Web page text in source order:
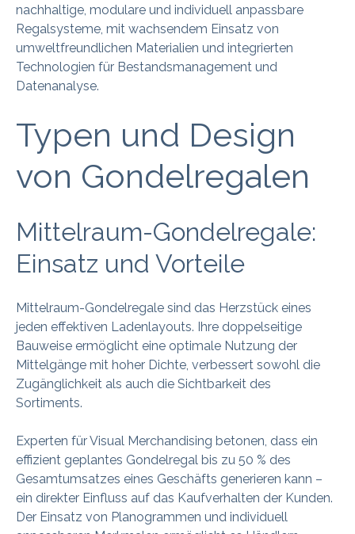
nachhaltige, modulare und individuell anpassbare
Regalsysteme, mit wachsendem Einsatz von
umweltfreundlichen Materialien und integrierten
Technologien für Bestandsmanagement und
Datenanalyse.
Typen und Design
von Gondelregalen
Mittelraum-Gondelregale:
Einsatz und Vorteile
Mittelraum-Gondelregale sind das Herzstück eines
jeden effektiven Ladenlayouts. Ihre doppelseitige
Bauweise ermöglicht eine optimale Nutzung der
Mittelgänge mit hoher Dichte, verbessert sowohl die
Zugänglichkeit als auch die Sichtbarkeit des
Sortiments.
Experten für Visual Merchandising betonen, dass ein
effizient geplantes Gondelregal bis zu 50 % des
Gesamtumsatzes eines Geschäfts generieren kann –
ein direkter Einfluss auf das Kaufverhalten der Kunden.
Der Einsatz von Planogrammen und individuell